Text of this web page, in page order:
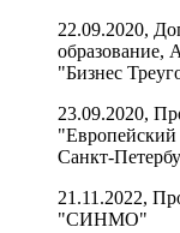
22.09.2020,
"Бизнес
23.09.2020,
"Европейский
Санкт-
21.11.2022,
"СИНМО"